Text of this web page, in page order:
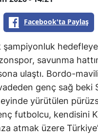
Facebook'ta Paylaş
savunma
ulaştı. Bordo-
genç sağ beki
yürütülen
futbolcu, kendisini
atmak üzere